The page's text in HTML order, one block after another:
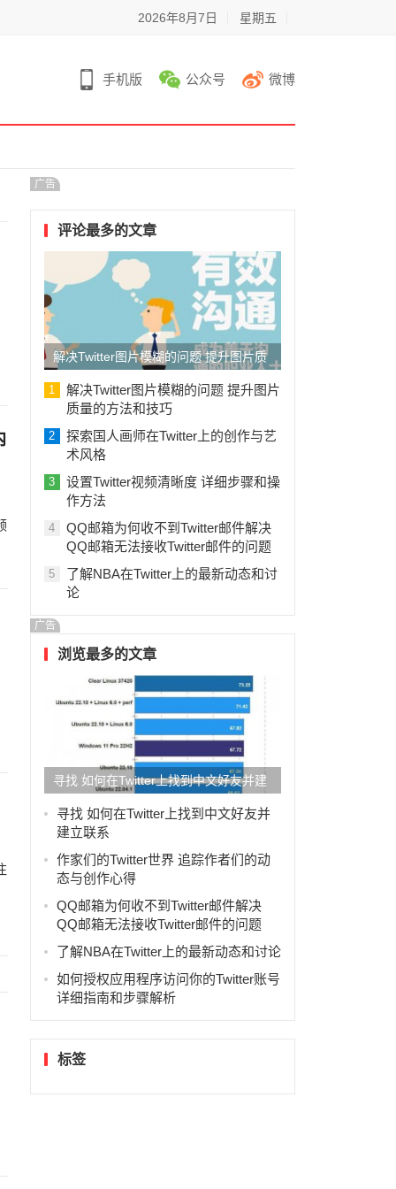
2026年8月7日 星期五
手机版 公众号 微博
广告
评论最多的文章
解决Twitter图片模糊的问题 提升图片质
量的方法和技巧
1
解决Twitter图片模糊的问题 提升图片
质量的方法和技巧
2
探索国人画师在Twitter上的创作与艺
术风格
3
设置Twitter视频清晰度 详细步骤和操
作方法
4
QQ邮箱为何收不到Twitter邮件解决
QQ邮箱无法接收Twitter邮件的问题
5
了解NBA在Twitter上的最新动态和讨
论
广告
浏览最多的文章
寻找 如何在Twitter上找到中文好友并建
立联系
寻找 如何在Twitter上找到中文好友并
建立联系
作家们的Twitter世界 追踪作者们的动
态与创作心得
QQ邮箱为何收不到Twitter邮件解决
QQ邮箱无法接收Twitter邮件的问题
了解NBA在Twitter上的最新动态和讨论
如何授权应用程序访问你的Twitter账号
详细指南和步骤解析
标签